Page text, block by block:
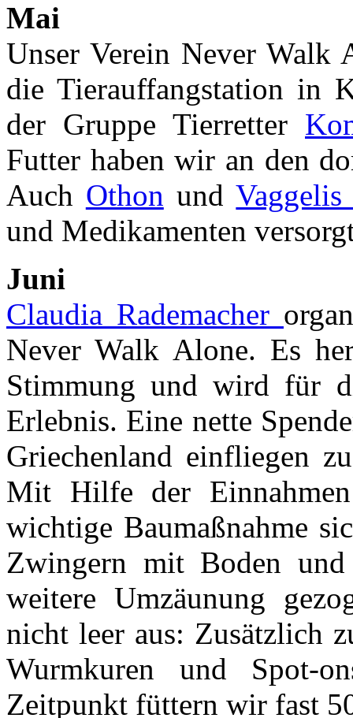
Mai
Unser Verein Never Walk
die Tierauffangstation in
der Gruppe Tierretter
Futter haben wir an den
Auch Othon und
und Medikamenten
Juni
Claudia Rademacher
Never Walk Alone. Es
Stimmung und wird für
Erlebnis. Eine nette
Griechenland einfliegen
Mit Hilfe der
wichtige Baumaßnahme
Zwingern mit Boden
weitere Umzäunung
nicht leer aus: Zusätzlich
Wurmkuren und Spot-
Zeitpunkt füttern wir fast